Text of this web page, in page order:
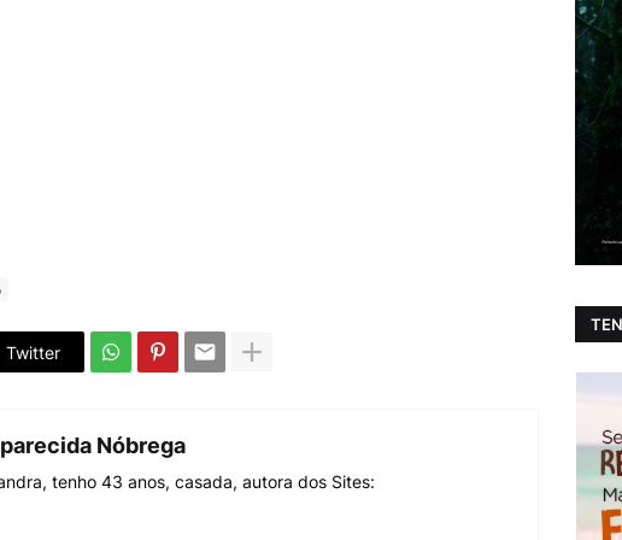
Twitter
Nóbrega
tenho 43 anos, casada, autora dos Sites: